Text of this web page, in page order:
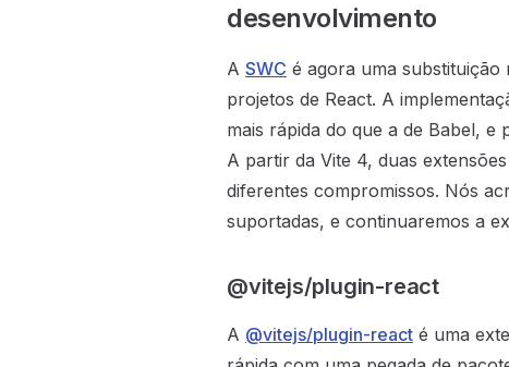
desenvolvimento
A SWC é agora uma substituição
projetos de React. A
mais rápida do que a de Babel,
A partir da Vite 4, duas
diferentes compromissos. Nós
suportadas, e continuaremos a
@vitejs/plugin-react
A @vitejs/plugin-react é uma